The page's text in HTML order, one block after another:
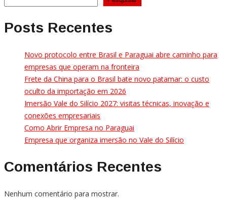
Posts Recentes
Novo protocolo entre Brasil e Paraguai abre caminho para
empresas que operam na fronteira
Frete da China para o Brasil bate novo patamar: o custo
oculto da importação em 2026
Imersão Vale do Silício 2027: visitas técnicas, inovação e
conexões empresariais
Como Abrir Empresa no Paraguai
Empresa que organiza imersão no Vale do Silício
Comentários Recentes
Nenhum comentário para mostrar.